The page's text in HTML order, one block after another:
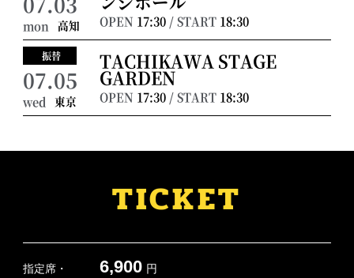
mon 高知 OPEN 17:30 / START 18:30
振替
07.05
wed 東京
TACHIKAWA STAGE
GARDEN
OPEN 17:30 / START 18:30
TICKET
指定席・
6,900 円